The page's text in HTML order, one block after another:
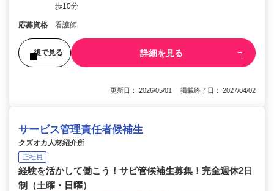
歩10分
応募資格 看護師
後で見る 詳細を見る
更新日： 2026/05/01 掲載終了日： 2027/04/02
サービス管理責任者候補生
クズオカ人材紹介所
正社員
経験を活かして働こう！サビ管候補生募集！完全週休2日
制（土曜・日曜）